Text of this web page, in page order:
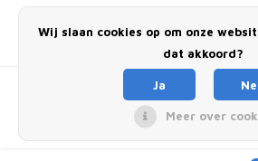
© Copyright 2026 Dahon-Vouwfietsen.nl -
Wij slaan cookies op om onze
dat akkoord?
Ja
Meer over